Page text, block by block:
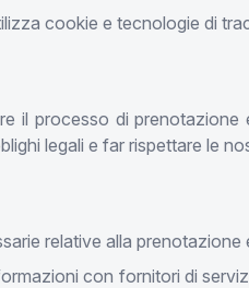
cookie e tecnologie di
il processo di
legali e far rispettare le
relative alla
con fornitori di